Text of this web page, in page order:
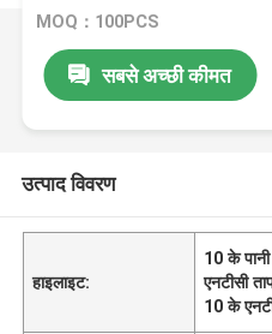
MOQ：100PCS
सबसे अच्छी कीमत
उत्पाद विवरण
हाइलाइट:
10 के
एनटीसी
10 के